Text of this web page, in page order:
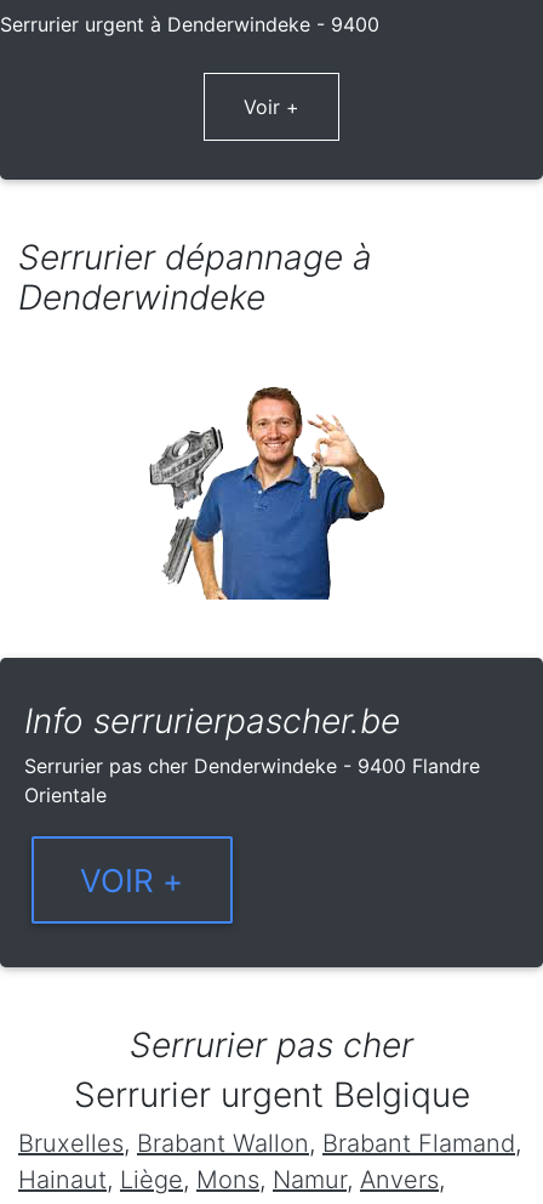
Serrurier urgent à Denderwindeke - 9400
Voir +
Serrurier dépannage à
Denderwindeke
Info serrurierpascher.be
Serrurier pas cher Denderwindeke - 9400 Flandre
Orientale
Serrurier pas cher
Serrurier urgent Belgique
Bruxelles, Brabant Wallon, Brabant Flamand,
Hainaut, Liège, Mons, Namur, Anvers,